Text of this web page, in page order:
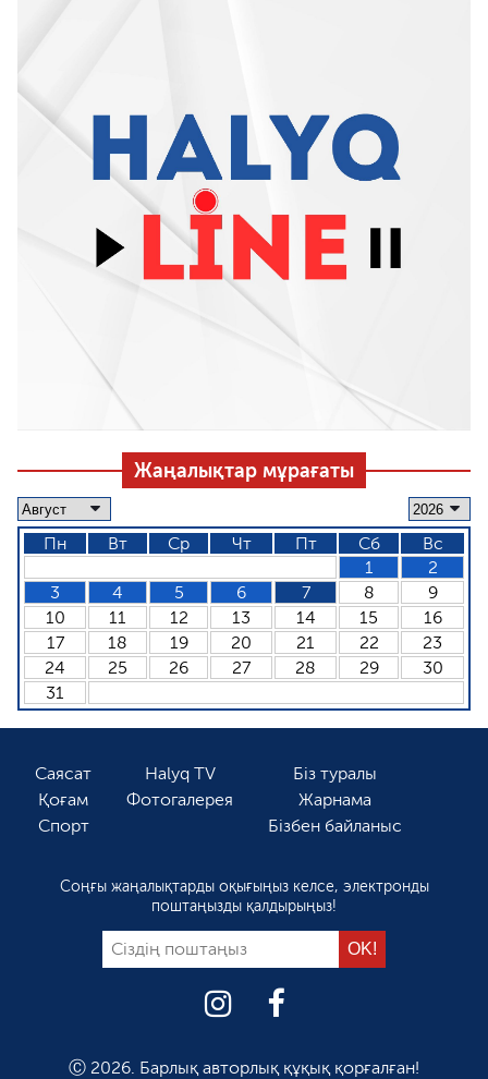
Жаңалықтар мұрағаты
Пн Вт Ср Чт Пт Сб
Вс
1
2
3
4 5 6 7 8
9
10
11 12 13 14 15
16
17
18 19 20 21 22
23
24
25 26 27 28 29
30
31
Саясат
Қоғам
Спорт
Halyq TV
Фотогалерея
Біз туралы
Жарнама
Бізбен байланыс
Соңғы жаңалықтарды оқығыңыз келсе, электронды
поштаңызды қалдырыңыз!
Ⓒ 2026. Барлық авторлық құқық қорғалған!